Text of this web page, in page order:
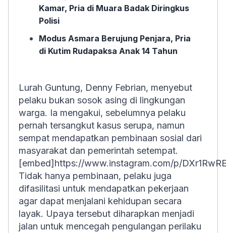
Kamar, Pria di Muara Badak Diringkus
Polisi
Modus Asmara Berujung Penjara, Pria
di Kutim Rudapaksa Anak 14 Tahun
Lurah Guntung, Denny Febrian, menyebut
pelaku bukan sosok asing di lingkungan
warga. Ia mengakui, sebelumnya pelaku
pernah tersangkut kasus serupa, namun
sempat mendapatkan pembinaan sosial dari
masyarakat dan pemerintah setempat.
[embed]https://www.instagram.com/p/
Tidak hanya pembinaan, pelaku juga
difasilitasi untuk mendapatkan pekerjaan
agar dapat menjalani kehidupan secara
layak. Upaya tersebut diharapkan menjadi
jalan untuk mencegah pengulangan perilaku